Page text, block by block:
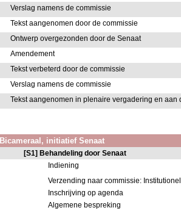
Verslag namens de commissie
Tekst aangenomen door de commissie
Ontwerp overgezonden door de Senaat
Amendement
Tekst verbeterd door de commissie
Verslag namens de commissie
Tekst aangenomen in plenaire vergadering en
Bicameraal, initiatief Senaat
[S1] Behandeling door Senaat
Indiening
Verzending naar commissie:
Inschrijving op agenda
Algemene bespreking